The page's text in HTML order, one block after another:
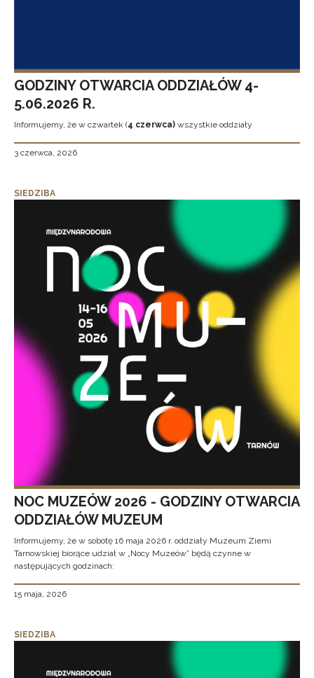
GODZINY OTWARCIA ODDZIAŁÓW 4-
5.06.2026 R.
Informujemy, że w czwartek (4 czerwca) wszystkie oddziały
3 czerwca, 2026
SIEDZIBA
NOC MUZEÓW 2026 - GODZINY OTWARCIA
ODDZIAŁÓW MUZEUM
Informujemy, że w sobotę 16 maja 2026 r. oddziały Muzeum Ziemi
Tarnowskiej biorące udział w „Nocy Muzeów” będą czynne w
następujących godzinach:
15 maja, 2026
SIEDZIBA